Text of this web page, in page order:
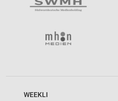
WEEKLI